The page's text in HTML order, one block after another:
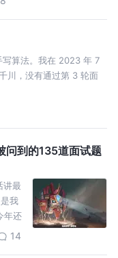
算法。我在 2023 年 7
川，没有通过第 3 轮面
问到的135道面试题
讲最
我
年还
难14